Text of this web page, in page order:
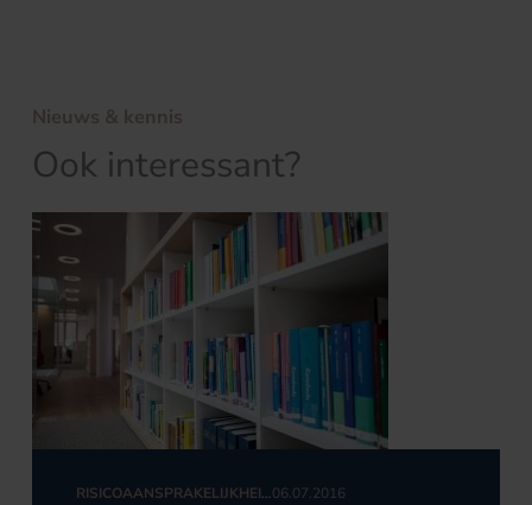
Nieuws & kennis
Ook interessant?
RISICOAANSPRAKELIJKHEID06.07.2016